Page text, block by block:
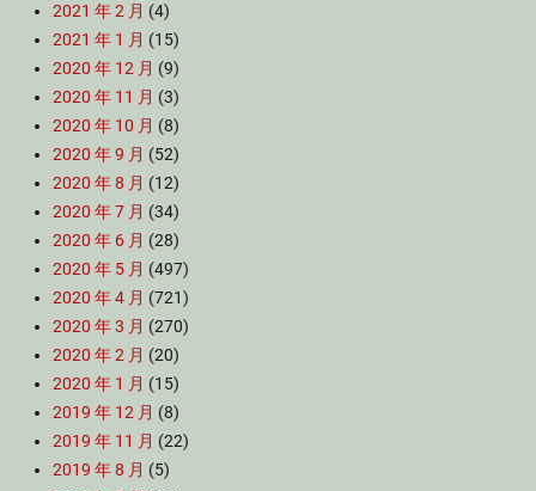
2021 年 2 月 (4)
2021 年 1 月 (15)
2020 年 12 月 (9)
2020 年 11 月 (3)
2020 年 10 月 (8)
2020 年 9 月 (52)
2020 年 8 月 (12)
2020 年 7 月 (34)
2020 年 6 月 (28)
2020 年 5 月 (497)
2020 年 4 月 (721)
2020 年 3 月 (270)
2020 年 2 月 (20)
2020 年 1 月 (15)
2019 年 12 月 (8)
2019 年 11 月 (22)
2019 年 8 月 (5)